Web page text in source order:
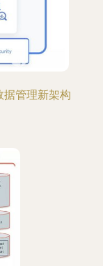
据管理新架构